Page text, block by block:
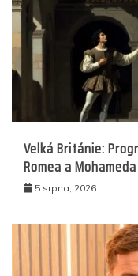
Velká Británie:
Romea a Mohameda
5 srpna, 2026